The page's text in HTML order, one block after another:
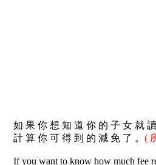
如 果 你 想 知 道 你 的 子 女 就
計 算 你 可 得 到 的 減 免 了 。 (
If you want to know how much fee